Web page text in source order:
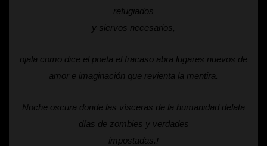
refugiados
y siervos necesarios,
ojala como dice el poeta el fracaso abra lugares nuevos de
amor e imaginación que revienta la mentira.
Noche oscura donde las vísceras de la humanidad delata
días de zombies y verdades
impostadas.!